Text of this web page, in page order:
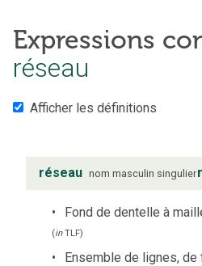
Expressions
réseau
Afficher les définitions
réseau nom masculin singulier
Fond de dentelle à
(inTLF)
Ensemble de lignes, de